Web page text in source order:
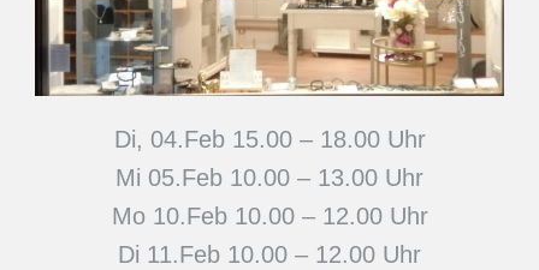
Di, 04.Feb 15.00 – 18.00 Uhr
Mi 05.Feb 10.00 – 13.00 Uhr
Mo 10.Feb 10.00 – 12.00 Uhr
Di 11.Feb 10.00 – 12.00 Uhr